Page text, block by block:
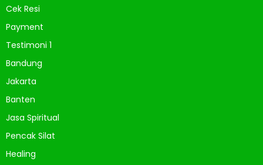
Cek Resi
Payment
Testimoni 1
Bandung
Jakarta
Banten
Jasa Spiritual
Pencak Silat
Healing